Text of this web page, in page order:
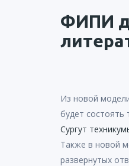
ФИПИ
Из новой
будет состоять
Сургут
Также в новой
развернутых